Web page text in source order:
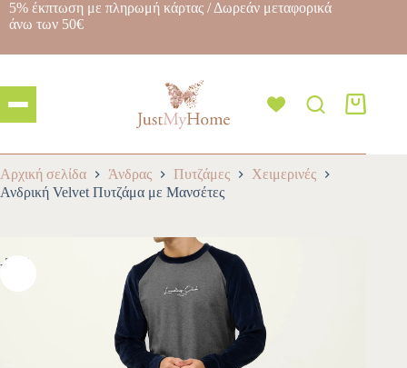
5% έκπτωση με πληρωμή κάρτας / Δωρεάν μεταφορικά
άνω των 50€
Αρχική σελίδα Άνδρας Πυτζάμες
Χειμερινές
Ανδρική Velvet Πυτζάμα με Μανσέτες
-30%